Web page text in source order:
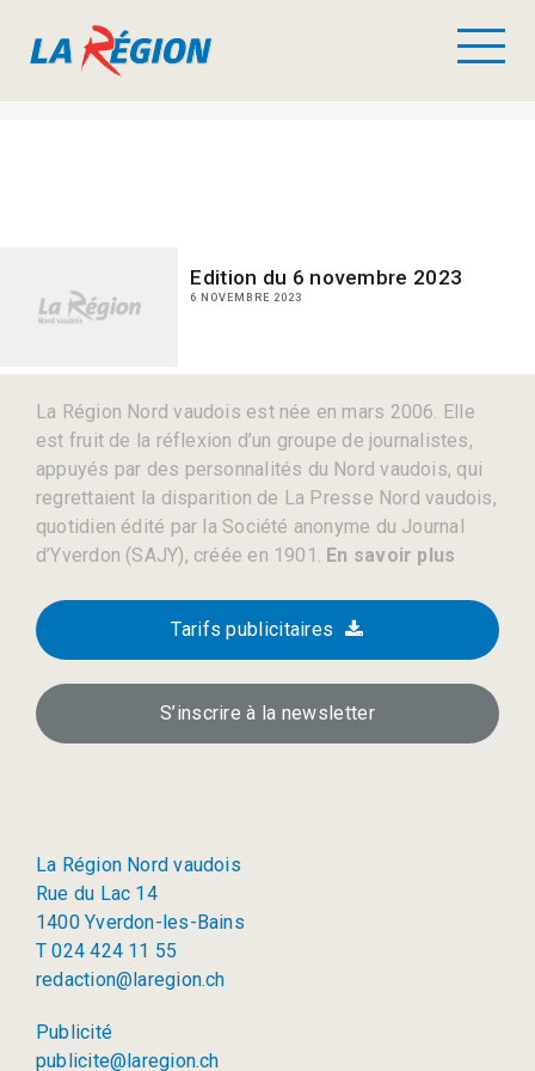
Edition du 6 novembre 2023
6 NOVEMBRE 2023
La Région Nord vaudois est née en mars 2006. Elle
est fruit de la réflexion d’un groupe de journalistes,
appuyés par des personnalités du Nord vaudois, qui
regrettaient la disparition de La Presse Nord vaudois,
quotidien édité par la Société anonyme du Journal
d’Yverdon (SAJY), créée en 1901. En savoir plus
Tarifs publicitaires
S’inscrire à la newsletter
La Région Nord vaudois
Rue du Lac 14
1400 Yverdon-les-Bains
T 024 424 11 55
redaction@laregion.ch
Publicité
publicite@laregion.ch